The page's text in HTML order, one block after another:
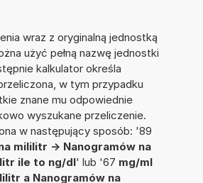
wraz z oryginalną jednostką
użyć pełną nazwę jednostki
kalkulator określa
w tym przypadku
znane mu odpowiednie
wyszukane przeliczenie.
w następujący sposób: '89
mililitr -> Nanogramów na
ile to ng/dl' lub '67 mg/ml
a Nanogramów na